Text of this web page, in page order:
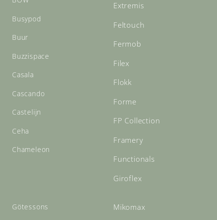
Busypod
Buur
Buzzispace
Casala
Cascando
Castelijn
Ceha
Chameleon
Extremis
Feltouch
Fermob
Filex
Flokk
Forme
FP Collection
Framery
Functionals
Giroflex
Götessons
Mikomax